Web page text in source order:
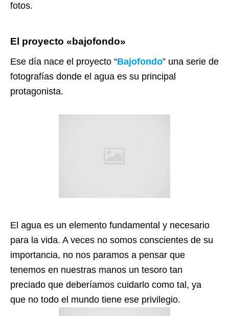
fotos.
El proyecto «bajofondo»
Ese día nace el proyecto “Bajofondo” una serie de
fotografías donde el agua es su principal
protagonista.
El agua es un elemento fundamental y necesario
para la vida. A veces no somos conscientes de su
importancia, no nos paramos a pensar que
tenemos en nuestras manos un tesoro tan
preciado que deberíamos cuidarlo como tal, ya
que no todo el mundo tiene ese privilegio.